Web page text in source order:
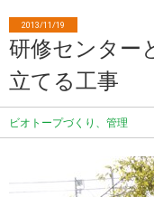
2013/11/19
研修センター
立てる工事
ビオトープづくり、管理